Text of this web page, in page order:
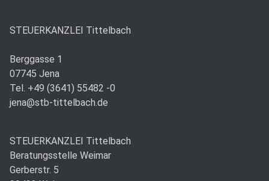
STEUERKANZLEI Tittelbach
Berggasse 1
07745 Jena
Tel. +49 (3641) 55482 -0
jena@stb-tittelbach.de
STEUERKANZLEI Tittelbach
Beratungsstelle Weimar
Gerberstr. 5